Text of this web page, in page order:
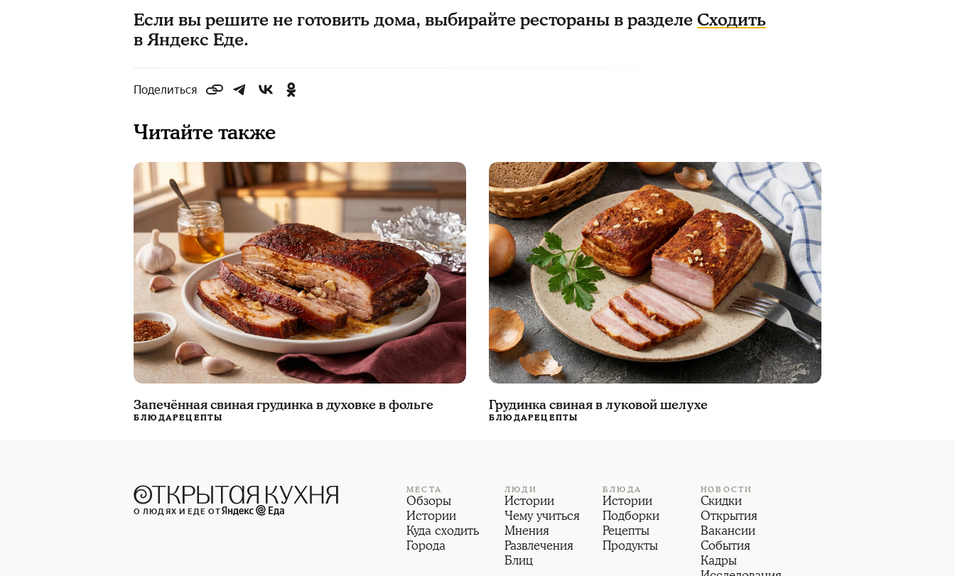
Если вы решите не готовить дома, выбирайте рестораны в разделеСходить
в Яндекс Еде.
Поделиться
Читайте также
Запечённая свиная грудинка в духовке в фольге
БЛЮДАРЕЦЕПТЫ
Грудинка свиная в луковой шелухе
БЛЮДАРЕЦЕПТЫ
О ЛЮДЯХ И ЕДЕ ОТ
МЕСТА
Обзоры
Истории
Куда сходить
Города
ЛЮДИ
Истории
Чему учиться
Мнения
Развлечения
Блиц
БЛЮДА
Истории
Подборки
Рецепты
Продукты
НОВОСТИ
Скидки
Открытия
Вакансии
События
Кадры